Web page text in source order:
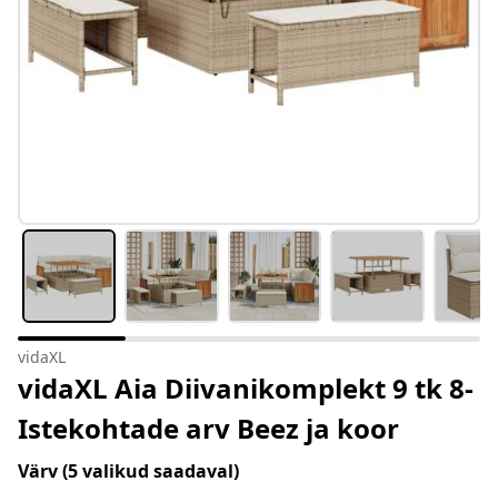
vidaXL
vidaXL Aia Diivanikomplekt 9 tk 8-
Istekohtade arv Beez ja koor
Värv(5 valikud saadaval)